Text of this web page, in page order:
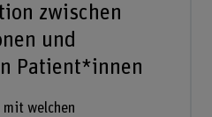
zwischen
und
Patient*innen
welchen